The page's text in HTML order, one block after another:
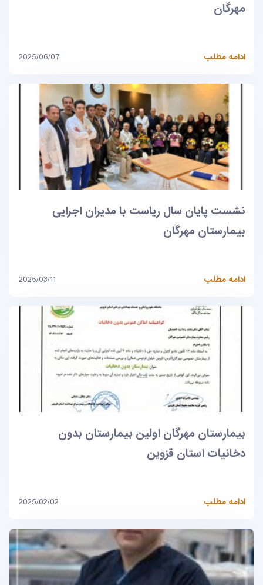
مهرگان
ادامه مطلب 2025/06/07
نشست پایان سال ریاست با مدیران اجرایی
بیمارستان مهرگان
ادامه مطلب 2025/03/11
بیمارستان مهرگان اولین بیمارستان بدون
دخانیات استان قزوین
ادامه مطلب 2025/02/02